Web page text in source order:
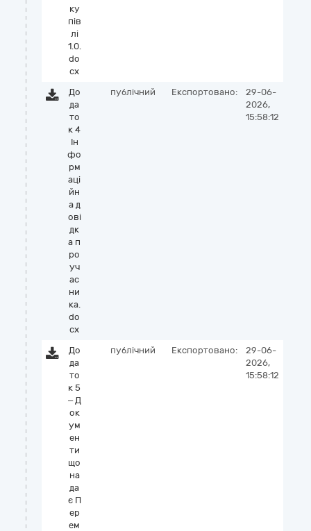
ку
пів
лі
1.0.
do
cx
До
да
то
к 4
Ін
фо
рм
аці
йн
а д
ові
дк
а п
ро
уч
ас
ни
ка.
do
cx
публічний Експортовано:
29-06-
2026,
15:58:12
До
да
то
к 5
– Д
ок
ум
ен
ти
що
на
да
є П
ер
ем
публічний Експортовано:
29-06-
2026,
15:58:12